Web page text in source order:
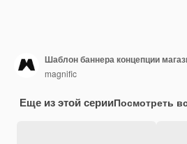
Шаблон баннера концепции
magnific
Еще из этой серииПосмотреть